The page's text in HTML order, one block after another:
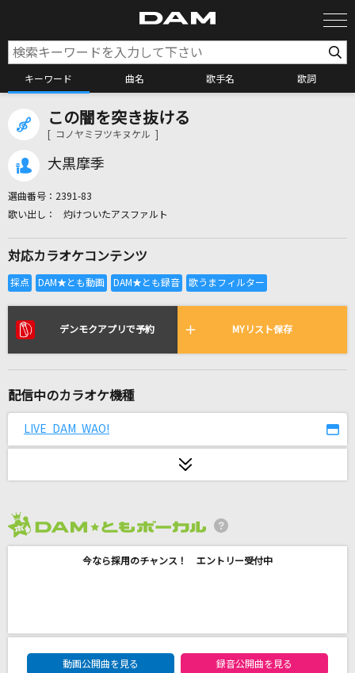
キーワード 曲名 歌手名 歌詞
カラオケ検索
全国りれき
リアルタイムで歌われている曲の一覧
嫌い
カブトムシ
好きすぎて滅！
この闇を突き抜ける
[ コノヤミヲツキヌケル ]
大黒摩季
選曲番号： 2391-83
灼けついたアスファルト
対応カラオケコンテンツ
デンモクアプリで予約 MYリスト保存
配信中のカラオケ機種
LIVE DAM WAO!
今なら採用のチャンス！ エントリー受付中
DAM★ともボーカルエントリーランキング
動画公開曲を見る
録音公開曲を見る